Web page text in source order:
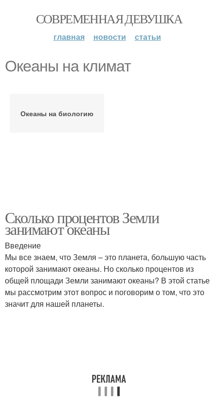
СОВРЕМЕННАЯ ДЕВУШКА
главная новости статьи
Океаны на климат
Океаны на биологию
Сколько процентов Земли
занимают океаны
Введение
Мы все знаем, что Земля – это планета, большую часть
которой занимают океаны. Но сколько процентов из
общей площади Земли занимают океаны? В этой статье
мы рассмотрим этот вопрос и поговорим о том, что это
значит для нашей планеты.